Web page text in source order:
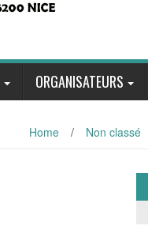
ORGANISATEURS
Home / Non classé